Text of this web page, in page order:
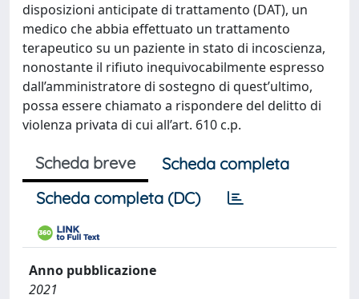
disposizioni anticipate di trattamento (DAT), un
medico che abbia effettuato un trattamento
terapeutico su un paziente in stato di incoscienza,
nonostante il rifiuto inequivocabilmente espresso
dall’amministratore di sostegno di quest’ultimo,
possa essere chiamato a rispondere del delitto di
violenza privata di cui all’art. 610 c.p.
Scheda breve
Scheda completa
Scheda completa (DC)
Anno pubblicazione
2021